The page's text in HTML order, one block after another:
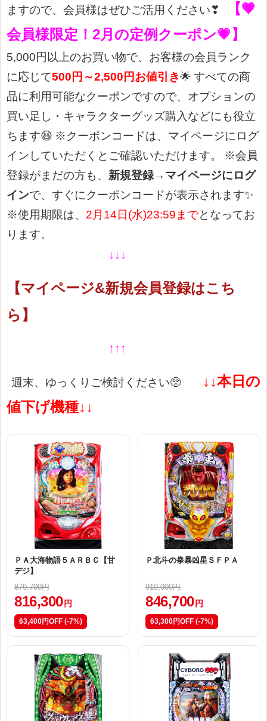
ますので、会員様はぜひご活用ください❣
【💗
会員様限定！2月の定例クーポン💗】
5,000円以上のお買い物で、お客様の会員ランク
に応じて500円～2,500円お値引き🌟 すべての商
品に利用可能なクーポンですので、オプションの
買い足し・キャラクターグッズ購入などにも役立
ちます😆 ※クーポンコードは、マイページにログ
インしていただくとご確認いただけます。
※会員
登録がまだの方も、 新規登録→マイページにログ
インで、すぐにクーポンコードが表示されます✨
※使用期限は、 2月14日(水)23:59までとなってお
ります。
↓↓↓
【マイページ&新規会員登録はこち
ら】
↑↑↑
週末、ゆっくりご検討ください🥺
↓↓本日の
値下げ機種↓↓
ＰＡ大海物語５ＡＲＢＣ【甘
デジ】
879,700円
816,300 円
63,400円OFF (-7%)
Ｐ北斗の拳暴凶星ＳＦＰＡ
910,000円
846,700 円
63,300円OFF (-7%)